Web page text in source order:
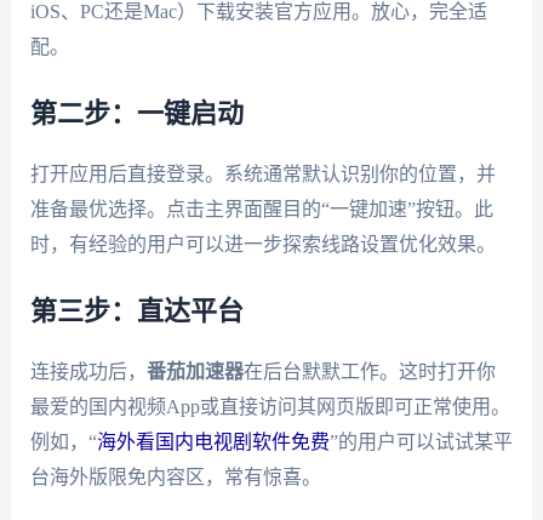
iOS、PC还是Mac）下载安装官方应用。放心，完全适
配。
第二步：一键启动
打开应用后直接登录。系统通常默认识别你的位置，并
准备最优选择。点击主界面醒目的“一键加速”按钮。此
时，有经验的用户可以进一步探索线路设置优化效果。
第三步：直达平台
连接成功后， 番茄加速器在后台默默工作。这时打开你
最爱的国内视频App或直接访问其网页版即可正常使用。
例如，“海外看国内电视剧软件免费”的用户可以试试某平
台海外版限免内容区，常有惊喜。